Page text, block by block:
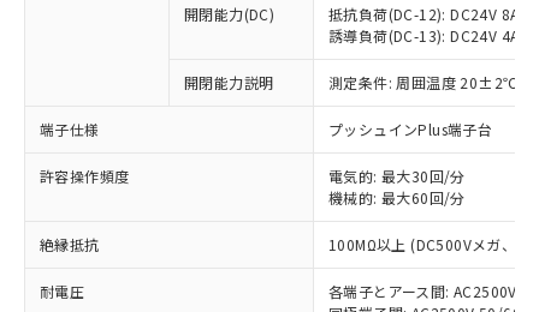
開閉能力(DC)
抵抗負荷(DC-12): DC24V 8A/
誘導負荷(DC-13): DC24V 4A/
開閉能力説明 測定条件: 周囲温度 20±2℃、
端子仕様 プッシュインPlus端子台
許容操作頻度
電気的: 最大30回/分
機械的: 最大60回/分
絶縁抵抗 100MΩ以上 (DC500Vメガ、点
耐電圧
各端子とアース間: AC2500V
本サービスは、当社制御機器事業取扱
商品の当社在庫状況および標準価格
(税抜)を提供させていただくもので
当社制御機器事業取扱商品の中には、
本サービスの対象外となる商品もある
ことをご了承ください。
在庫状況および標準価格照会結果は、
記載している更新日時点での社内デー
タに基づき作成されるものであり、閲
準価格とは異なる場合があることをご
調査・確認中：EU RoHS指令（10物質）の
非含有の対応状況を調査中または確認中の
非該当品：ライセンス料など無形物で、有
害物質有無と関係のない商品です。
仕入先様の事情により、非含有部品として
いたものが、含有品と判明した場合などや
むを得ず変更することがあります。
*EU RoHS指令（10物質）：
鉛(Pb) 1000ppm以下、 水銀(Hg) 1000ppm以下、 カド
六価クロム(Cr(Ⅵ)) 1000ppm以下、ポリ臭化ビフェニル
「○」：最大均質材料含有率が中国RoHSの
基準値以下であることを示します。
「×」：最大均質材料含有率が中国RoHSの
基準値を超えていることを示します。
「－」：未確認です。当社販売部門へお問
当社は、これら貴社製品のうち、外国
為替および外国貿易法に定める商品
（以下｢規制貨物等」という）を輸出
または国外への提供する場合は、日本
国政府の輸出許可(または役務取引許
可)を取得するなどの必要な手続きを